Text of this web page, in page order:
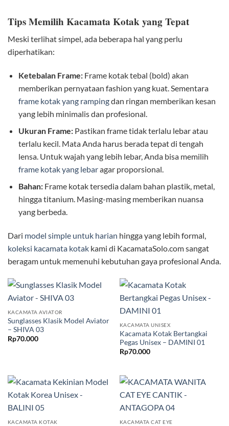
Tips Memilih Kacamata Kotak yang Tepat
Meski terlihat simpel, ada beberapa hal yang perlu
diperhatikan:
Ketebalan Frame:Frame kotak tebal (bold) akan
memberikan pernyataan fashion yang kuat. Sementara
frame kotak yang rampingdan ringan memberikan kesan
yang lebih minimalis dan profesional.
Ukuran Frame:Pastikan frame tidak terlalu lebar atau
terlalu kecil. Mata Anda harus berada tepat di tengah
lensa. Untuk wajah yang lebih lebar, Anda bisa memilih
frame kotak yang lebaragar proporsional.
Bahan:Frame kotak tersedia dalam bahan plastik, metal,
hingga titanium. Masing-masing memberikan nuansa
yang berbeda.
Dari model simple untuk harian hingga yang lebih formal,
koleksi kacamata kotak kami di KacamataSolo.com sangat
beragam untuk memenuhi kebutuhan gaya profesional Anda.
KACAMATA AVIATOR
Sunglasses Klasik Model Aviator
– SHIVA 03
Rp70.000
KACAMATA UNISEX
Kacamata Kotak Bertangkai
Pegas Unisex – DAMINI 01
Rp70.000
KACAMATA KOTAK KACAMATA CAT EYE